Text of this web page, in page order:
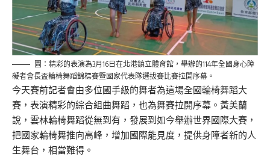
圖：精彩的表演為3月16日在北港鎮立體育館，舉辦的114年全國身心障
礙者會長盃輪椅舞蹈錦標賽暨國家代表隊選拔賽比賽拉開序幕。
今天賽前記者會由多位國手級的舞者為這場全國輪椅舞蹈大
賽，表演精彩的綜合組曲舞蹈，也為舞賽拉開序幕。黃美蘭
說，雲林輪椅舞蹈從無到有，發展到如今舉辦世界國際大賽，
把國家輪椅舞推向高峰，增加國際能見度，提供身障者新的人
生舞台，相當難得。